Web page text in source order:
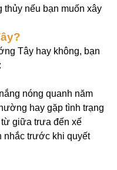
thủy nếu bạn muốn xây
Tây hay không, bạn
nóng quanh năm
hay gặp tình trạng
từ giữa trưa đến xế
nhắc trước khi quyết